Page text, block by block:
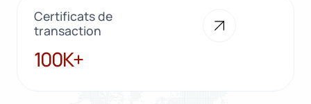
Certificats de
transaction
100K+
100K+